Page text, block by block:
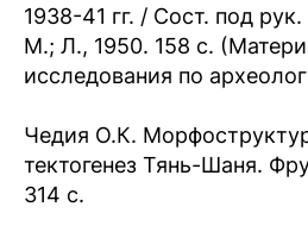
1938-41 гг. / Сост. под
М.; Л., 1950. 158 с.
исследования по
Чедия О.К.
тектогенез Тянь-Шаня.
314 с.